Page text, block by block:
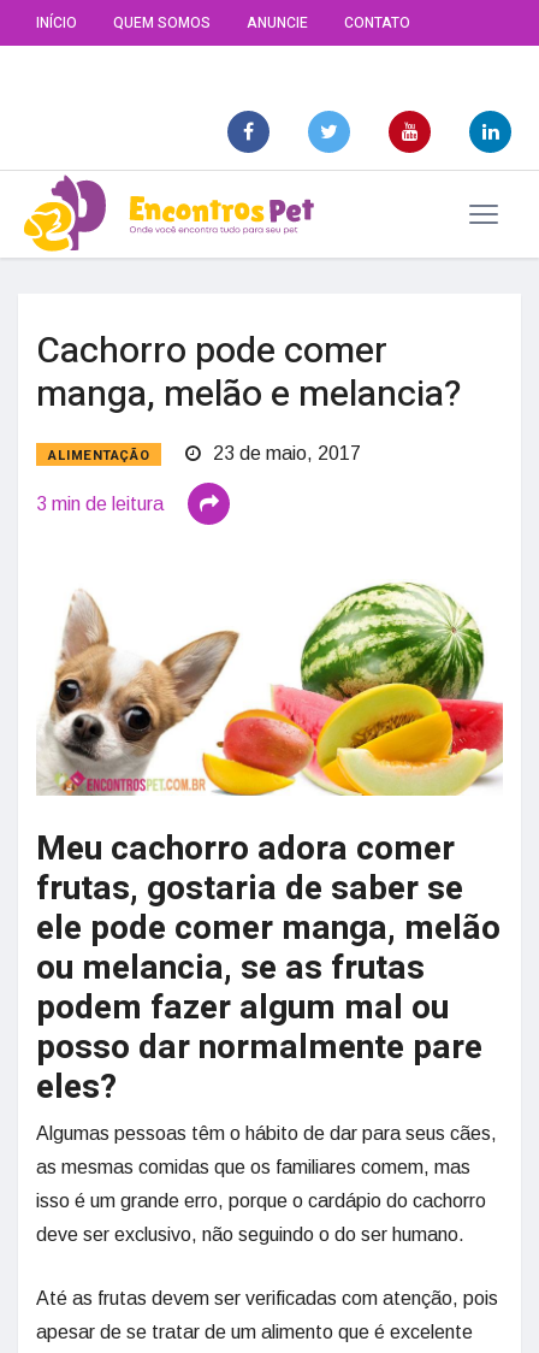
INÍCIO QUEM SOMOS ANUNCIE CONTATO
Cachorro pode comer
manga, melão e melancia?
ALIMENTAÇÃO 23 de maio, 2017
3 min de leitura
Meu cachorro adora comer
frutas, gostaria de saber se
ele pode comer manga, melão
ou melancia, se as frutas
podem fazer algum mal ou
posso dar normalmente pare
eles?
Algumas pessoas têm o hábito de dar para seus cães,
as mesmas comidas que os familiares comem, mas
isso é um grande erro, porque o cardápio do cachorro
deve ser exclusivo, não seguindo o do ser humano.
Até as frutas devem ser verificadas com atenção, pois
apesar de se tratar de um alimento que é excelente